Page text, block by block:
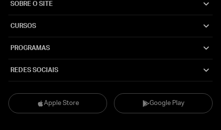
Apple Store Google Play
SOBRE O SITE
CURSOS
PROGRAMAS
REDES SOCIAIS